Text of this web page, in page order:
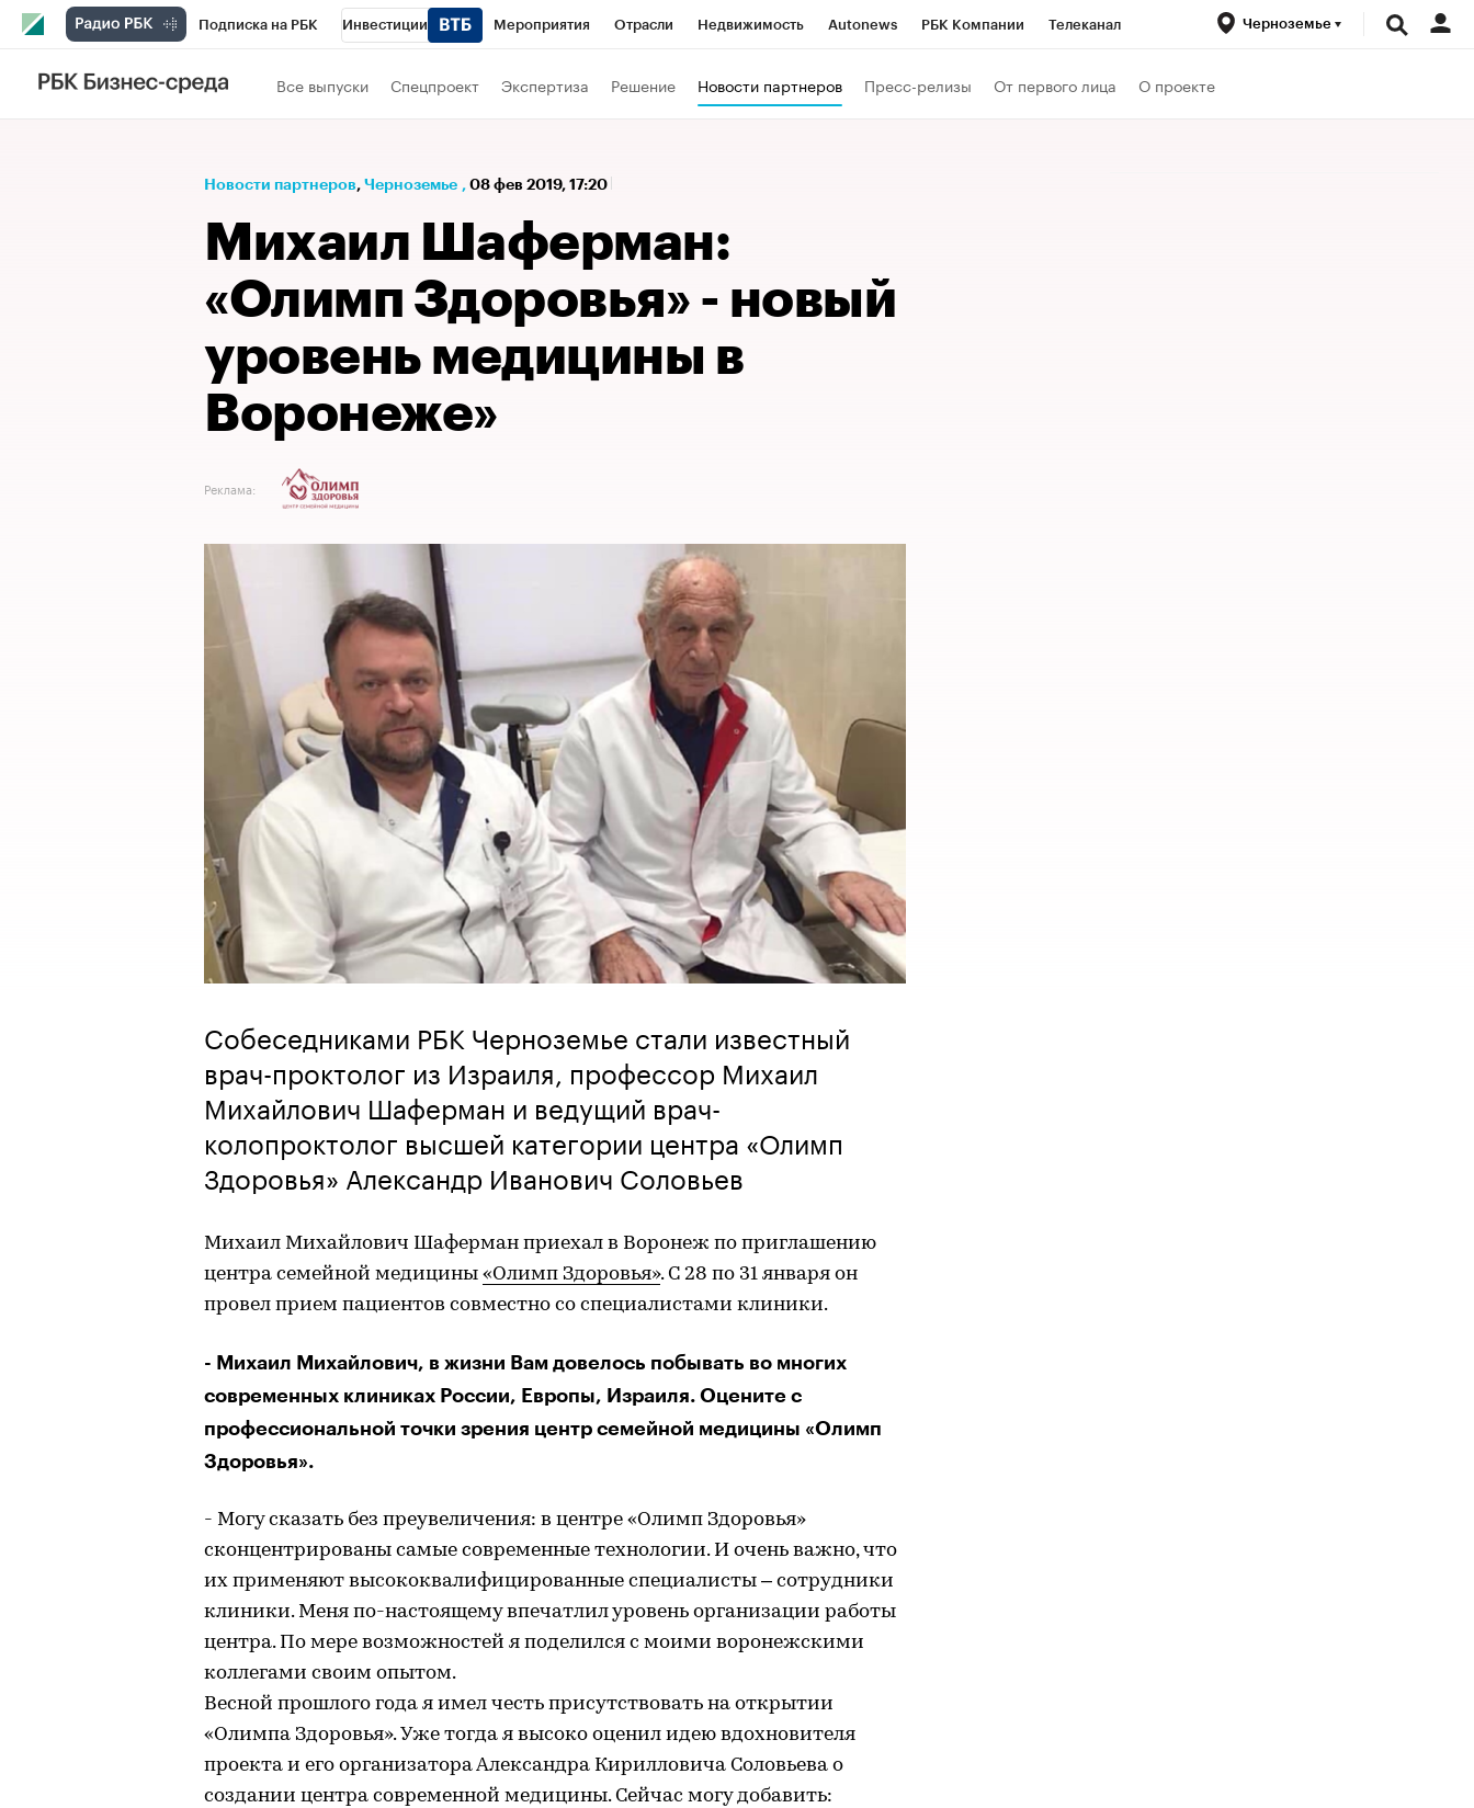
Подписка на РБК Инвестиции Мероприятия Отрасли Недвижимость Autonews РБК Компании Телеканал
РБК Вино
Политика Бизнес Технологии и медиа
Черноземье
Все выпуски Спецпроект Экспертиза Решение Новости партнеров Пресс-релизы От первого лица О проекте
Новости партнеров⁠, Черноземье , 08 фев 2019, 17:20
Михаил Шаферман:
«Олимп Здоровья» - новый
уровень медицины в
Воронеже»
Реклама:
Собеседниками РБК Черноземье стали известный
врач-проктолог из Израиля, профессор Михаил
Михайлович Шаферман и ведущий врач-
колопроктолог высшей категории центра «Олимп
Здоровья» Александр Иванович Соловьев
Михаил Михайлович Шаферман приехал в Воронеж по приглашению
центра семейной медицины «Олимп Здоровья». С 28 по 31 января он
провел прием пациентов совместно со специалистами клиники.
- Михаил Михайлович, в жизни Вам довелось побывать во многих
современных клиниках России, Европы, Израиля. Оцените с
профессиональной точки зрения центр семейной медицины «Олимп
Здоровья».
- Могу сказать без преувеличения: в центре «Олимп Здоровья»
сконцентрированы самые современные технологии. И очень важно, что
их применяют высококвалифицированные специалисты – сотрудники
клиники. Меня по-настоящему впечатлил уровень организации работы
центра. По мере возможностей я поделился с моими воронежскими
коллегами своим опытом.
Весной прошлого года я имел честь присутствовать на открытии
«Олимпа Здоровья». Уже тогда я высоко оценил идею вдохновителя
проекта и его организатора Александра Кирилловича Соловьева о
создании центра современной медицины. Сейчас могу добавить: